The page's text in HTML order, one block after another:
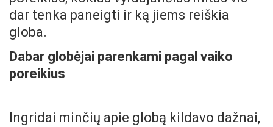
dar tenka paneigti ir ką jiems reiškia
globa.
Dabar globėjai parenkami pagal vaiko
poreikius
Ingridai minčių apie globą kildavo dažnai,